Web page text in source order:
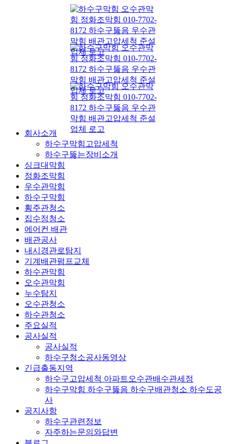
회사소개
하수구막힘고압세척
하수구뚫는장비소개
싱크대막힘
정화조막힘
우수관막힘
하수구막힘
횡주관청소
집수정청소
에어컨 배관
배관공사
내시경관로탐지
기계배관펌프교체
하수관막힘
오수관막힘
누수탐지
오수관청소
하수관청소
주요실적
공사실적
공사실적
하수구청소공사동영상
긴급출동지역
하수구고압세척 아파트오수관배수관세정
하수구막힘 하수구뚫음 하수구배관청소 하수도공
사
공지사항
하수구관련정보
자주하는문의와답변